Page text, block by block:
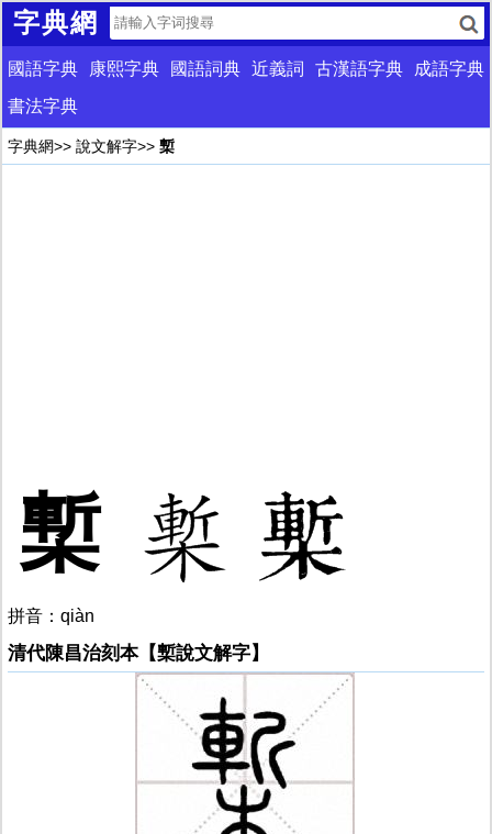
字典網
國語字典 康熙字典 國語詞典 近義詞 古漢語字典
成語字典
書法字典
字典網>> 說文解字>> 槧
槧
拼音：qiàn
清代陳昌治刻本【槧說文解字】